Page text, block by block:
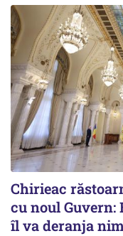
Chirieac
cu noul Guvern:
îl va deranja